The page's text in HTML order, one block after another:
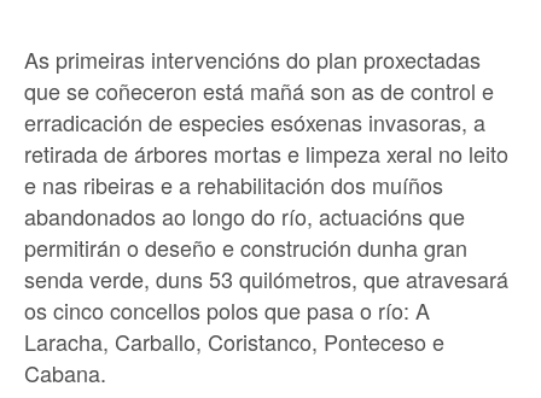
As primeiras intervencións do plan proxectadas
que se coñeceron está mañá son as de control e
erradicación de especies esóxenas invasoras, a
retirada de árbores mortas e limpeza xeral no leito
e nas ribeiras e a rehabilitación dos muíños
abandonados ao longo do río, actuacións que
permitirán o deseño e construción dunha gran
senda verde, duns 53 quilómetros, que atravesará
os cinco concellos polos que pasa o río: A
Laracha, Carballo, Coristanco, Ponteceso e
Cabana.